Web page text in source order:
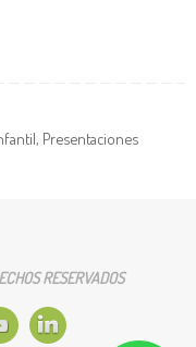
, Presentaciones
RESERVADOS